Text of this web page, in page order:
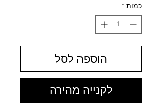
כמות *
הוספה לסל
לקנייה מהירה